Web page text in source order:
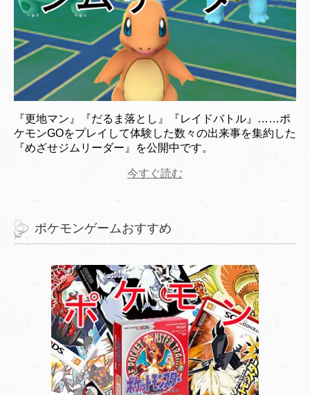
『更地マン』『だるま落とし』『レイドバトル』……ポ
ケモンGOをプレイして体験した数々の出来事を集約した
『めざせジムリーダー』を公開中です。
今すぐ読む
ポケモンゲームおすすめ